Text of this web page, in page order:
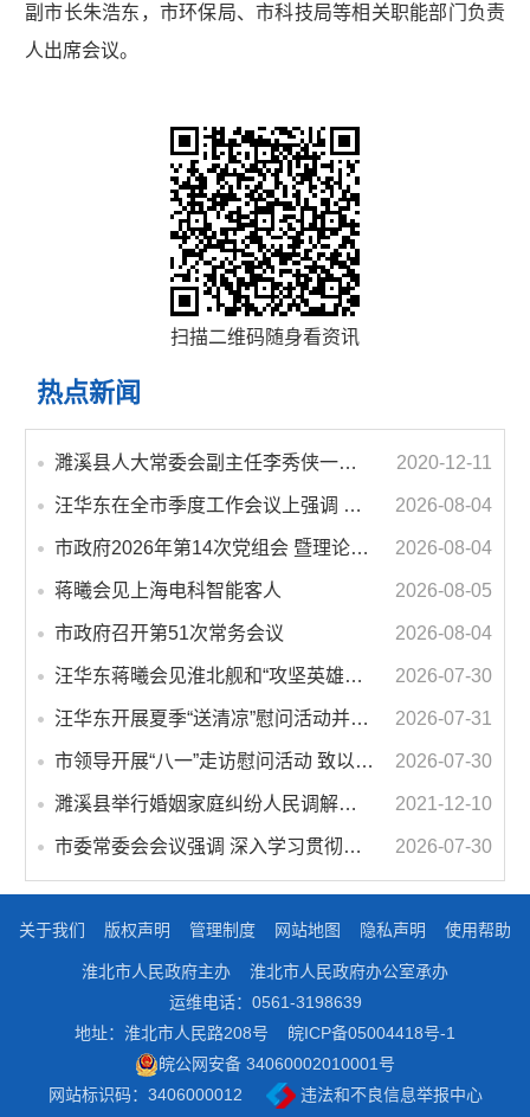
副市长朱浩东，市环保局、市科技局等相关职能部门负责
人出席会议。
扫描二维码随身看资讯
热点新闻
濉溪县人大常委会副主任李秀侠一行调研城乡客运一体化和治超工作 2020-12-11
汪华东在全市季度工作会议上强调 锚定打好“三仗”任务和年度预期目标不动摇 在全市上下掀起比学赶超争先进位的攻坚热潮 2026-08-04
市政府2026年第14次党组会 暨理论学习中心组学习会议召开 蒋曦主持会议并讲话 2026-08-04
蒋曦会见上海电科智能客人 2026-08-05
市政府召开第51次常务会议 2026-08-04
汪华东蒋曦会见淮北舰和“攻坚英雄连”官兵代表 2026-07-30
汪华东开展夏季“送清凉”慰问活动并调研专门教育工作 落实落细防暑降温措施 用心用情关爱一线职工 2026-07-31
市领导开展“八一”走访慰问活动 致以节日问候 畅叙鱼水深情 2026-07-30
濉溪县举行婚姻家庭纠纷人民调解委员会暨调解志愿者服务团成立仪式 2021-12-10
市委常委会会议强调 深入学习贯彻习近平总书记重要讲话指示精神 高质量推进城市更新 不断提升本质安全水平 汪华东主持会议 2026-07-30
关于我们 版权声明 管理制度 网站地图 隐私声明 使用帮助
淮北市人民政府主办
淮北市人民政府办公室承办
运维电话：0561-3198639
地址：淮北市人民路208号
皖ICP备05004418号-1
皖公网安备 34060002010001号
网站标识码：3406000012
违法和不良信息举报中心